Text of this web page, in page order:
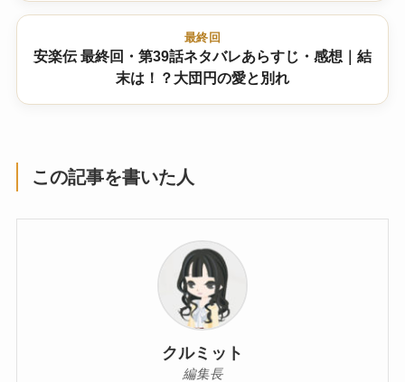
最終回
安楽伝 最終回・第39話ネタバレあらすじ・感想｜結
末は！？大団円の愛と別れ
この記事を書いた人
クルミット
編集長